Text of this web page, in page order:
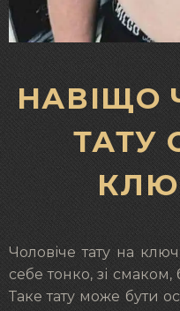
НАВІЩО
ТАТУ
Чоловіче тату на
себе тонко, зі смаком,
Таке тату може бути